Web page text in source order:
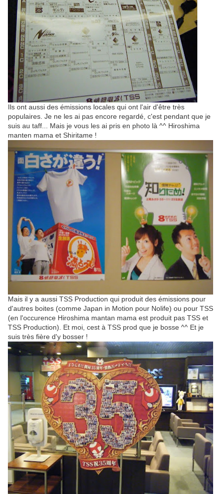
Ils ont aussi des émissions locales qui ont l'air d'être très
populaires. Je ne les ai pas encore regardé, c'est pendant que je
suis au taff... Mais je vous les ai pris en photo là ^^ Hiroshima
manten mama et Shiritame !
Mais il y a aussi TSS Production qui produit des émissions pour
d'autres boites (comme Japan in Motion pour Nolife) ou pour TSS
(en l'occurence Hiroshima mantan mama est produit pas TSS et
TSS Production). Et moi, cest à TSS prod que je bosse ^^ Et je
suis très fière d'y bosser !